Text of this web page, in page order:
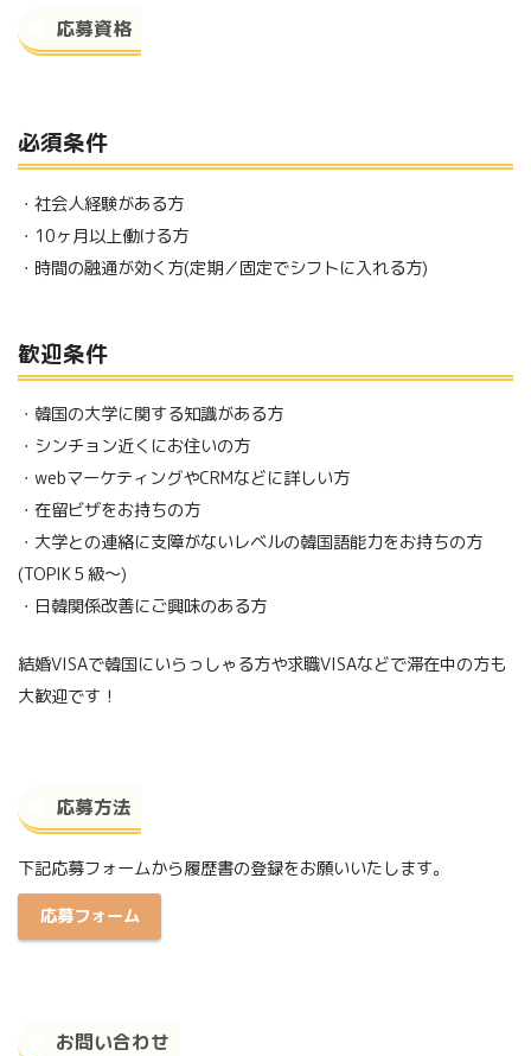
応募資格
必須条件
・社会人経験がある方
・10ヶ月以上働ける方
・時間の融通が効く方(定期／固定でシフトに入れる方)
歓迎条件
・韓国の大学に関する知識がある方
・シンチョン近くにお住いの方
・webマーケティングやCRMなどに詳しい方
・在留ビザをお持ちの方
・大学との連絡に支障がないレベルの韓国語能力をお持ちの方
(TOPIK５級～)
・日韓関係改善にご興味のある方
結婚VISAで韓国にいらっしゃる方や求職VISAなどで滞在中の方も
大歓迎です！
応募方法
下記応募フォームから履歴書の登録をお願いいたします。
応募フォーム
お問い合わせ